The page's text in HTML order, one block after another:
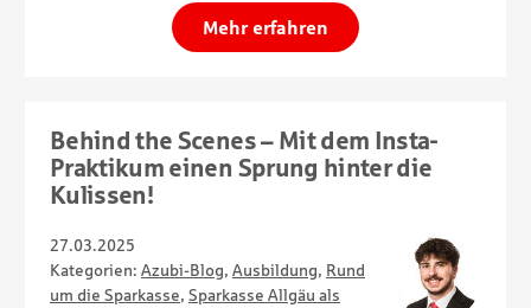
Mehr erfahren
Behind the Scenes – Mit dem Insta-
Praktikum einen Sprung hinter die
Kulissen!
27.03.2025
Kategorien: Azubi-Blog, Ausbildung, Rund
um die Sparkasse, Sparkasse Allgäu als